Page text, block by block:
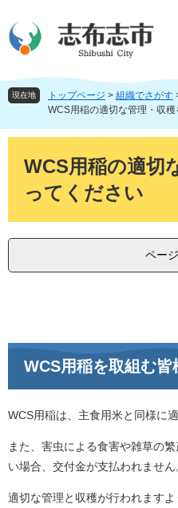
ジ
頭
ュ
飛現在地 トップページ > 組織でさがす
WCS用稲の適切な管理・収
WCS用稲の適切
ってください
ペー
WCS用稲を取組む皆
WCS用稲は、主食用米と同様に
また、害虫による食害や雑草の
い場合、交付金が支払われません
適切な管理と収穫が行われます